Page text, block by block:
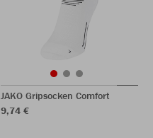
JAKO Gripsocken Comfort
9,74 €